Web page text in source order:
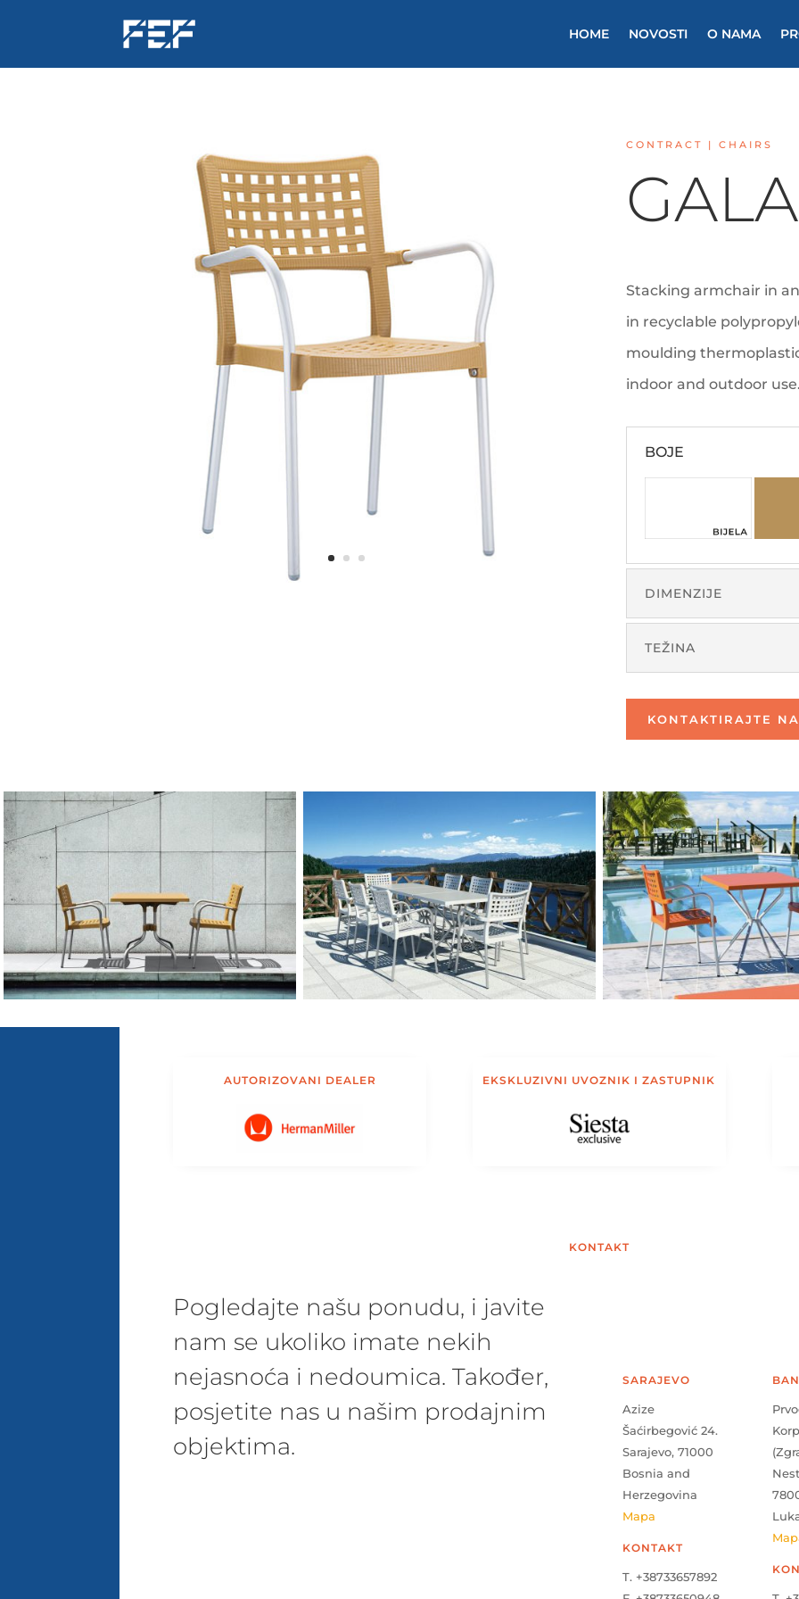
HOME NOVOSTI O NAMA
CONTRACT | CHAIRS
GALA
Stacking armchair in
in recyclable
moulding
indoor and outdoor
BOJE
DIMENZIJE
TEŽINA
KONTAKTIRAJTE
AUTORIZOVANI DEALER EKSKLUZIVNI UVOZNIK I ZASTUPNIK
KONTAKT
Pogledajte našu ponudu, i javite
nam se ukoliko imate nekih
nejasnoća i nedoumica. Također,
posjetite nas u našim prodajnim
objektima.
SARAJEVO
Azize
Šaćirbegović 24.
Sarajevo, 71000
Bosnia and
Herzegovina
Mapa
KONTAKT
T. +38733657892